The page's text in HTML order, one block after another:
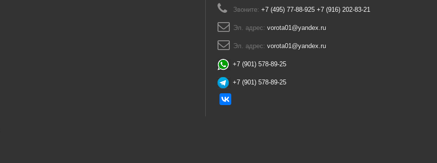
Звоните: +7 (495) 77-88-925 +7 (916) 202-83-21
Эл. адрес: vorota01@yandex.ru
Эл. адрес: vorota01@yandex.ru
+7 (901) 578-89-25
+7 (901) 578-89-25